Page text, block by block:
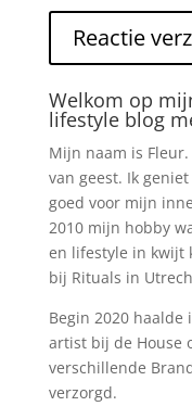
Welkom op
lifestyle blog
Mijn naam is
van geest. Ik
goed voor mijn
2010 mijn hobby
en lifestyle in kwijt
bij Rituals in
Begin 2020
artist bij de House
verschillende
verzorgd.